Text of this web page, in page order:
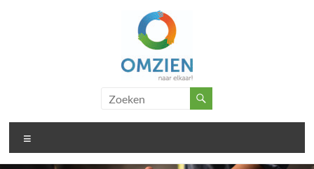
naar
elkaar
met
je